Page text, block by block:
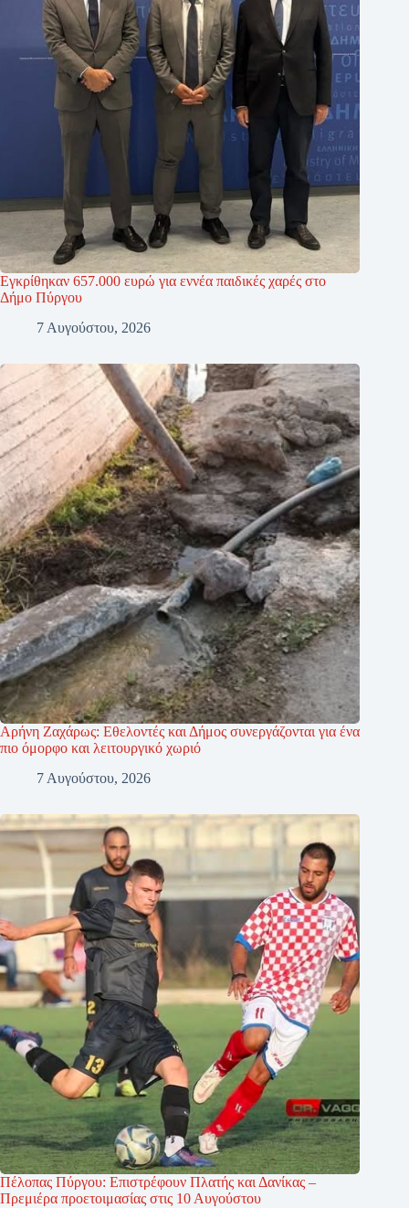
Εγκρίθηκαν 657.000 ευρώ για εννέα παιδικές χαρές στο
Δήμο Πύργου
7 Αυγούστου, 2026
Αρήνη Ζαχάρως: Εθελοντές και Δήμος συνεργάζονται για ένα
πιο όμορφο και λειτουργικό χωριό
7 Αυγούστου, 2026
Πέλοπας Πύργου: Επιστρέφουν Πλατής και Δανίκας –
Πρεμιέρα προετοιμασίας στις 10 Αυγούστου